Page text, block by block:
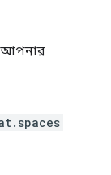
আপনার